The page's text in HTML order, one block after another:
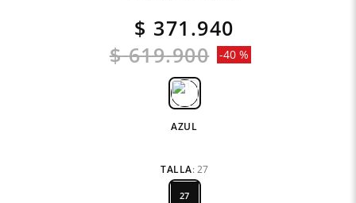
$ 371 .940
$ 619.900 -40 %
AZUL
TALLA: 27
27